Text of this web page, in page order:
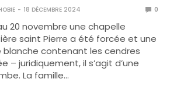
18 DÉCEMBRE 2024 0
20 novembre une chapelle
saint Pierre a été forcée et une
blanche contenant les cendres
– juridiquement, il s’agit d’une
La famille…